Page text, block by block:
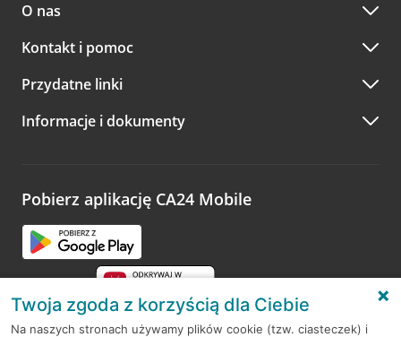
O nas
Kontakt i pomoc
Przydatne linki
Informacje i dokumenty
Pobierz aplikację CA24 Mobile
Twoja zgoda z korzyścią dla Ciebie
Na naszych stronach używamy plików cookie (tzw. ciasteczek) i